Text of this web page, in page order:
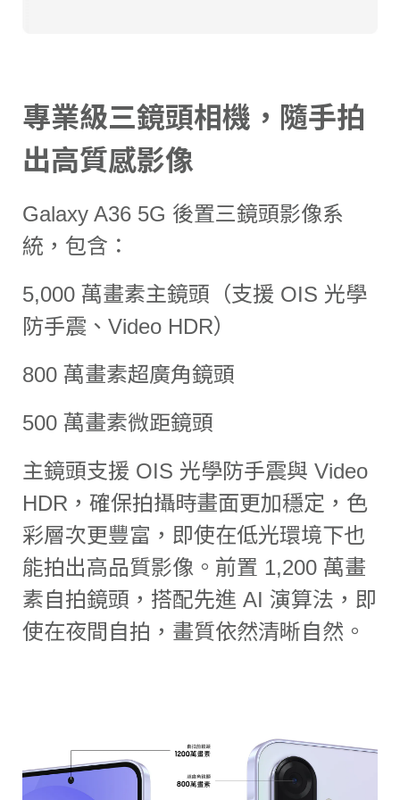
專業級三鏡頭相機，隨手拍
出高質感影像
Galaxy A36 5G 後置三鏡頭影像系
統，包含：
5,000 萬畫素主鏡頭（支援 OIS 光學
防手震、Video HDR）
800 萬畫素超廣角鏡頭
500 萬畫素微距鏡頭
主鏡頭支援 OIS 光學防手震與 Video
HDR，確保拍攝時畫面更加穩定，色
彩層次更豐富，即使在低光環境下也
能拍出高品質影像。前置 1,200 萬畫
素自拍鏡頭，搭配先進 AI 演算法，即
使在夜間自拍，畫質依然清晰自然。